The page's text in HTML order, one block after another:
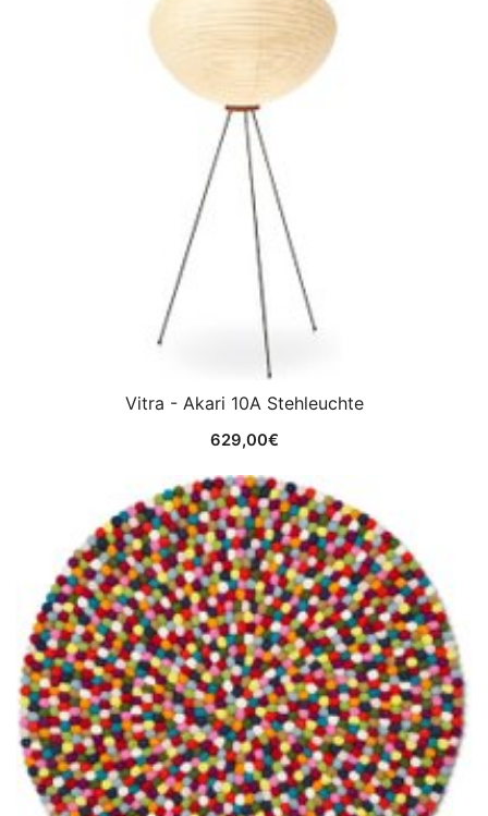
Vitra - Akari 10A Stehleuchte
629,00€